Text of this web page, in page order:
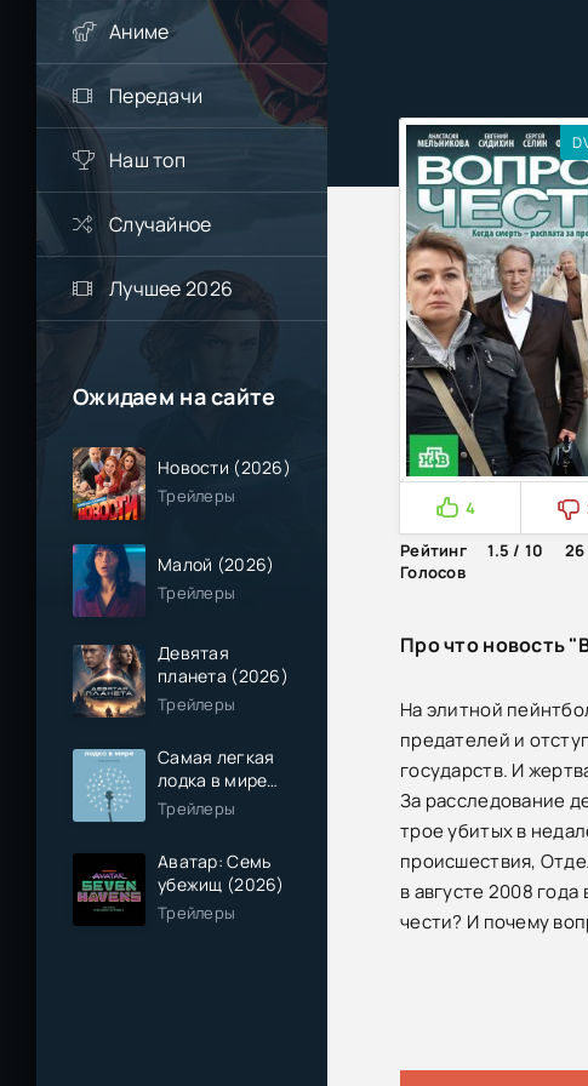
Аниме
Передачи
Наш топ
Случайное
Лучшее 2026
Ожидаем на сайте
Новости (2026)
Трейлеры
Малой (2026)
Трейлеры
Девятая
планета (2026)
Трейлеры
Самая легкая
лодка в мире
(2026)
Трейлеры
Аватар: Семь
убежищ (2026)
Трейлеры
4
Рейтинг
1.5 / 10
26
Голосов
Про что новость
На элитной
предателей и
государств. И
За расследование
трое убитых в
происшествия,
в августе 2008
чести? И почему